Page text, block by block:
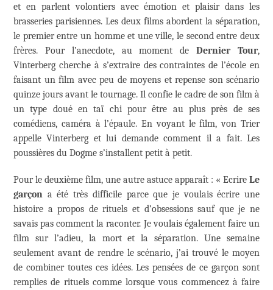
et en parlent volontiers avec émotion et plaisir dans les
brasseries parisiennes. Les deux films abordent la séparation,
le premier entre un homme et une ville, le second entre deux
frères. Pour l’anecdote, au moment deDernier Tour,
Vinterberg cherche à s’extraire des contraintes de l’école en
faisant un film avec peu de moyens et repense son scénario
quinze jours avant le tournage. Il confie le cadre de son film à
un type doué en taï chi pour être au plus près de ses
comédiens, caméra à l’épaule. En voyant le film, von Trier
appelle Vinterberg et lui demande comment il a fait. Les
poussières du Dogme s’installent petit à petit.
Pour le deuxième film, une autre astuce apparaît : « Ecrire Le
garçon a été très difficile parce que je voulais écrire une
histoire a propos de rituels et d’obsessions sauf que je ne
savais pas comment la raconter. Je voulais également faire un
film sur l’adieu, la mort et la séparation. Une semaine
seulement avant de rendre le scénario, j’ai trouvé le moyen
de combiner toutes ces idées. Les pensées de ce garçon sont
remplies de rituels comme lorsque vous commencez à faire